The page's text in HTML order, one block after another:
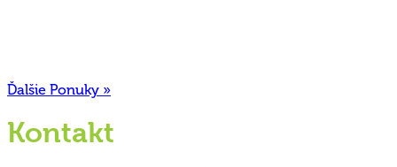
Ďalšie Ponuky »
Kontakt